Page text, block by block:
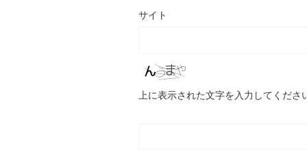
サイト
上に表示された文字を入力してくださ